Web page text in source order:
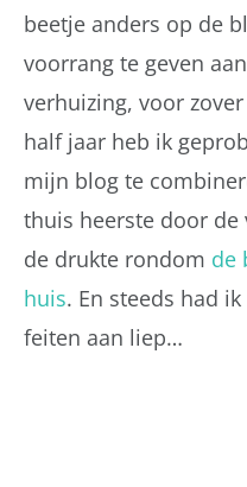
beetje anders op de
voorrang te geven
verhuizing, voor
half jaar heb ik
mijn blog te
thuis heerste door de
de drukte rondom de
huis. En steeds had
feiten aan liep…